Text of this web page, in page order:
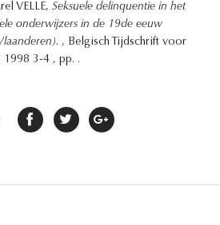
VELLE, Seksuele delinquentie in het
onderwijzers in de 19de eeuw
, Belgisch Tijdschrift voor
1998 3-4 , pp. .